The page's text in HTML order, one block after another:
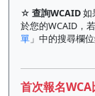
☆ 查詢WCAID如
於您的WCAID，
單 」中的搜尋欄
首次報名WCA